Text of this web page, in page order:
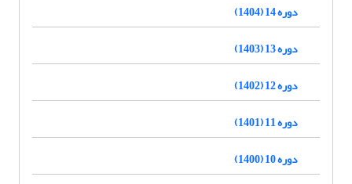
دوره 14 (1404)
دوره 13 (1403)
دوره 12 (1402)
دوره 11 (1401)
دوره 10 (1400)